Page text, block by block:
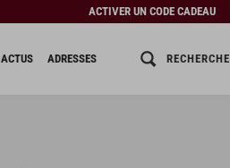
ACTIVER UN CODE CADEAU
ACTUS ADRESSES RECHERCHE